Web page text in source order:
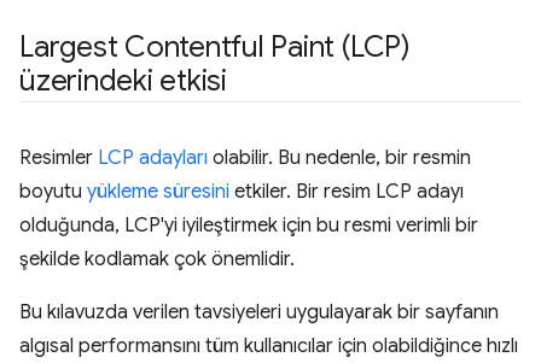
Largest Contentful Paint (LCP)
üzerindeki etkisi
Resimler LCP adayları olabilir. Bu nedenle, bir resmin
boyutu yükleme süresini etkiler. Bir resim LCP adayı
olduğunda, LCP'yi iyileştirmek için bu resmi verimli bir
şekilde kodlamak çok önemlidir.
Bu kılavuzda verilen tavsiyeleri uygulayarak bir sayfanın
algısal performansını tüm kullanıcılar için olabildiğince hızlı